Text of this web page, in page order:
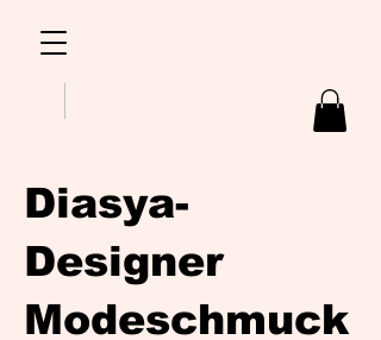
Diasya-
Designer
Modeschmuck